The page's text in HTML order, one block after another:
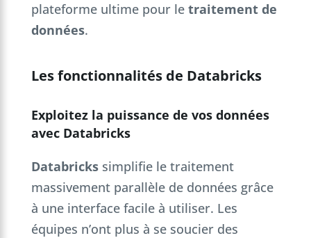
plateforme ultime pour le traitement de
données.
Les fonctionnalités de Databricks
Exploitez la puissance de vos données
avec Databricks
Databrickssimplifie le traitement
massivement parallèle de données grâce
à une interface facile à utiliser. Les
équipes n’ont plus à se soucier des